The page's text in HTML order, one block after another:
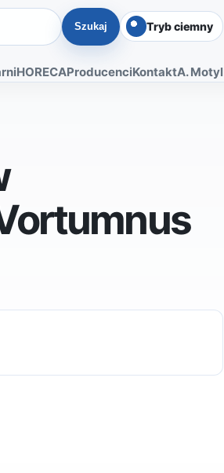
Szukaj Tryb ciemny
HORECAProducenciKontaktA. Motyl